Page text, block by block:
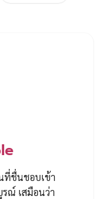
ที่ชื่นชอบเข้า
ณ์ เสมือนว่า